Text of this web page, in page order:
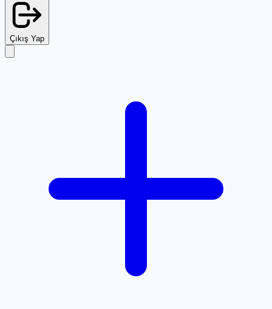
Çıkış Yap